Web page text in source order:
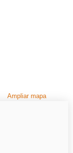
Ampliar mapa